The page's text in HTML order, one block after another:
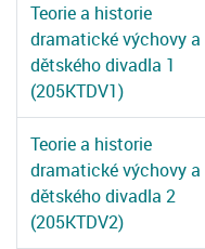
Teorie a historie
dramatické výchovy a
dětského divadla 1
(205KTDV1)
Teorie a historie
dramatické výchovy a
dětského divadla 2
(205KTDV2)